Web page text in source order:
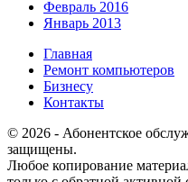
Февраль 2016
Январь 2013
Главная
Ремонт компьютеров
Бизнесу
Контакты
© 2026 - Абонентское
защищены.
Любое копирование